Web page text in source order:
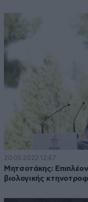
20·05·2022 12:47
Μητσοτάκης:
βιολογικής